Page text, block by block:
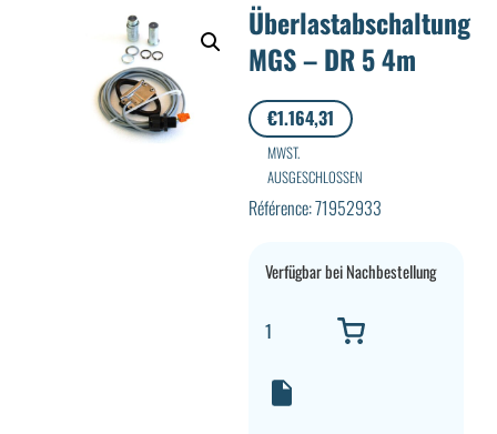
Überlastabschaltung
MGS – DR 5 4m
€1.164,31
MWST.
AUSGESCHLOSSEN
Référence: 71952933
Verfügbar bei Nachbestellung